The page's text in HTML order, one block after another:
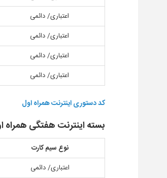
اعتباری/ دائمی
اعتباری/ دائمی
اعتباری/ دائمی
اعتباری/ دائمی
کد دستوری اینترنت همراه اول
بسته اینترنت هفتگی همراه
نوع سیم کارت
اعتباری/ دائمی